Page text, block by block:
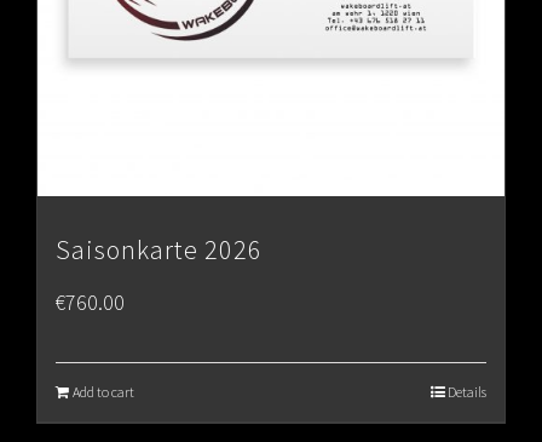
Saisonkarte 2026
€760.00
Add to cart Details